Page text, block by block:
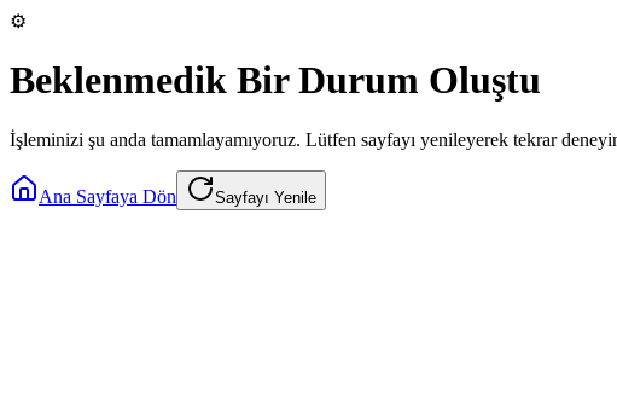
⚙️
Beklenmedik Bir Durum Oluştu
İşleminizi şu anda tamamlayamıyoruz. Lütfen sayfayı yenileyerek tekrar
Ana Sayfaya Dön Sayfayı Yenile